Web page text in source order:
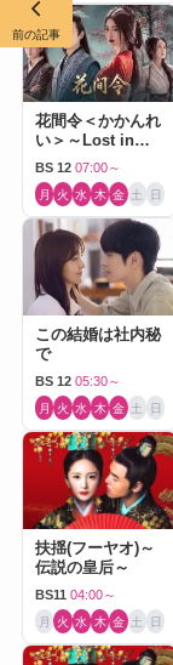
花間令＜かかんれ
い＞～Lost in
Love～
BS 12 07:00～
月 火 水 木 金 土 日
この結婚は社内秘
で
BS 12 05:30～
月 火 水 木 金 土 日
扶揺(フーヤオ)～
伝説の皇后～
BS11 04:00～
月 火 水 木 金 土 日
前の記事